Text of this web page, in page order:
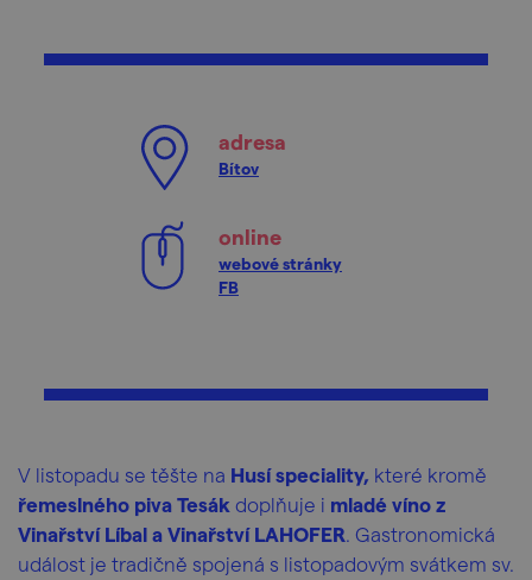
adresa
Bítov
online
webové stránky
FB
V listopadu se těšte na Husí speciality, které kromě
řemeslného piva Tesák doplňuje i mladé víno z
Vinařství Líbal a Vinařství LAHOFER. Gastronomická
událost je tradičně spojená s listopadovým svátkem sv.